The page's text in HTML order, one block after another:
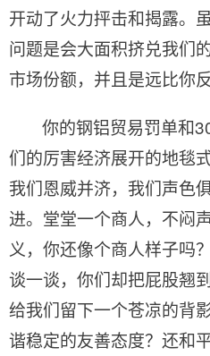
开动了火力抨击和揭露。
问题是会大面积挤兑我们
市场份额，并且是远比你
你的钢铝贸易罚单和
们的厉害经济展开的地毯
我们恩威并济，我们声色
进。堂堂一个商人，不闷
义，你还像个商人样子吗
谈一谈，你们却把屁股翘
给我们留下一个苍凉的背
谐稳定的友善态度？还和